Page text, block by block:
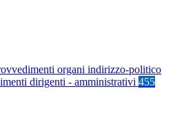
organi indirizzo-politico
dirigenti - amministrativi 455